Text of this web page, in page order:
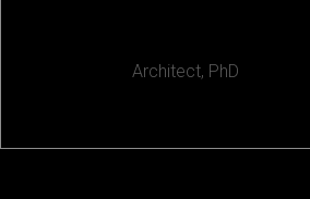
Architect, PhD